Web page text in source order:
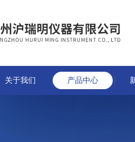
关于我们 产品中心